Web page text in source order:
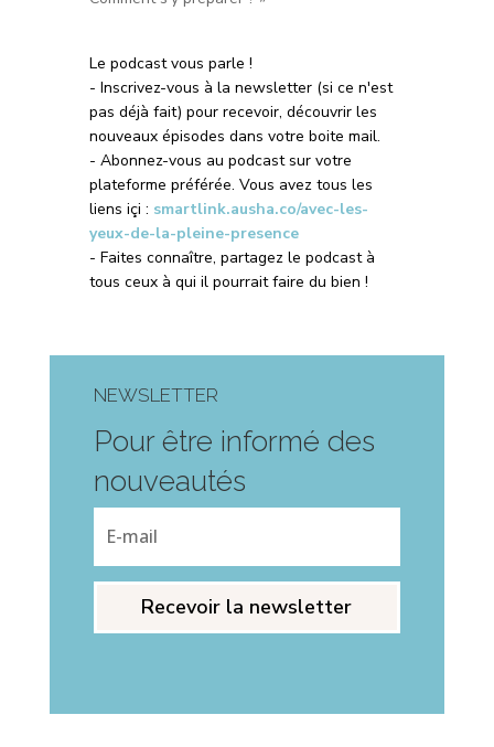
Le podcast vous parle !
- Inscrivez-vous à la newsletter (si ce n'est
pas déjà fait) pour recevoir, découvrir les
nouveaux épisodes dans votre boite mail.
- Abonnez-vous au podcast sur votre
plateforme préférée. Vous avez tous les
liens içi : smartlink.ausha.co/avec-les-
yeux-de-la-pleine-presence
- Faites connaître, partagez le podcast à
tous ceux à qui il pourrait faire du bien !
NEWSLETTER
Pour être informé des
nouveautés
Recevoir la newsletter